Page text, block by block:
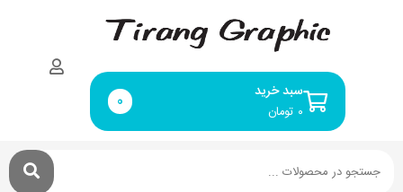
سبد خرید
تومان ۰ 0